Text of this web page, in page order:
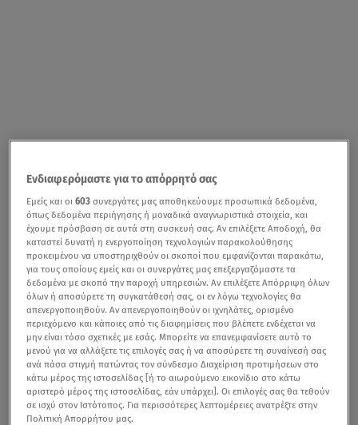
Ενδιαφερόμαστε για το απόρρητό σας
Εμείς και οι603 συνεργάτες μας αποθηκεύουμε προσωπικά δεδομένα,
όπως δεδομένα περιήγησης ή μοναδικά αναγνωριστικά στοιχεία, και
έχουμε πρόσβαση σε αυτά στη συσκευή σας. Αν επιλέξετε Αποδοχή, θα
καταστεί δυνατή η ενεργοποίηση τεχνολογιών παρακολούθησης
προκειμένου να υποστηριχθούν οι σκοποί που εμφανίζονται παρακάτω,
για τους οποίους εμείς και οι συνεργάτες μας επεξεργαζόμαστε τα
δεδομένα με σκοπό την παροχή υπηρεσιών. Αν επιλέξετε Απόρριψη όλων
όλων ή αποσύρετε τη συγκατάθεσή σας, οι εν λόγω τεχνολογίες θα
απενεργοποιηθούν. Αν απενεργοποιηθούν οι ιχνηλάτες, ορισμένο
περιεχόμενο και κάποιες από τις διαφημίσεις που βλέπετε ενδέχεται να
μην είναι τόσο σχετικές με εσάς. Μπορείτε να επανεμφανίσετε αυτό το
μενού για να αλλάξετε τις επιλογές σας ή να αποσύρετε τη συναίνεσή σας
ανά πάσα στιγμή πατώντας τον σύνδεσμο Διαχείριση προτιμήσεων στο
κάτω μέρος της ιστοσελίδας [ή το αιωρούμενο εικονίδιο στο κάτω
αριστερό μέρος της ιστοσελίδας, εάν υπάρχει]. Οι επιλογές σας θα τεθούν
σε ισχύ στον Ιστότοπος. Για περισσότερες λεπτομέρειες ανατρέξτε στην
Πολιτική Απορρήτου μας.